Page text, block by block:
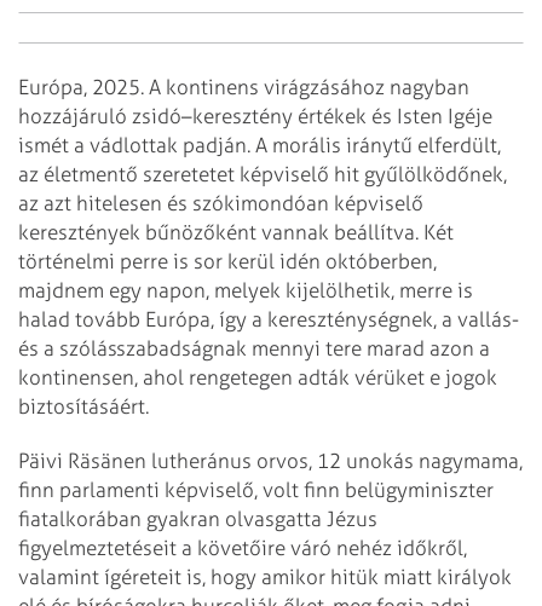
Európa, 2025. A kontinens virágzásához nagyban
hozzájáruló zsidó–keresztény értékek és Isten Igéje
ismét a vádlottak padján. A morális iránytű elferdült,
az életmentő szeretetet képviselő hit gyűlölködőnek,
az azt hitelesen és szókimondóan képviselő
keresztények bűnözőként vannak beállítva. Két
történelmi perre is sor kerül idén októberben,
majdnem egy napon, melyek kijelölhetik, merre is
halad tovább Európa, így a kereszténységnek, a vallás-
és a szólásszabadságnak mennyi tere marad azon a
kontinensen, ahol rengetegen adták vérüket e jogok
biztosításáért.
Päivi Räsänen lutheránus orvos, 12 unokás nagymama,
finn parlamenti képviselő, volt finn belügyminiszter
fiatalkorában gyakran olvasgatta Jézus
figyelmeztetéseit a követőire váró nehéz időkről,
valamint ígéreteit is, hogy amikor hitük miatt királyok